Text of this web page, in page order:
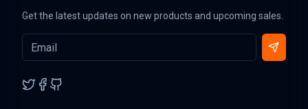
Get the latest updates on new products and upcoming sales.